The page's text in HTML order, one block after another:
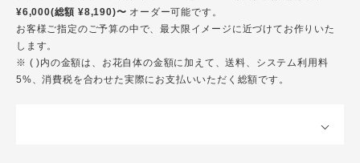
¥6,000(総額 ¥8,190)〜 オーダー可能です。
お客様ご指定のご予算の中で、最大限イメージに近づけてお作りいた
します。
※ ( )内の金額は、お花自体の金額に加えて、送料、システム利用料
5%、消費税を合わせた実際にお支払いいただく総額です。